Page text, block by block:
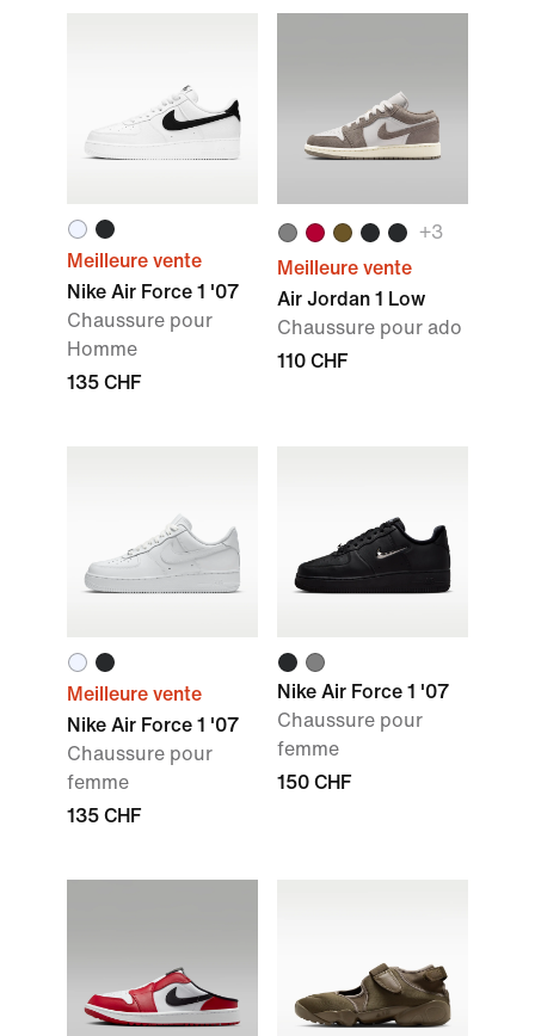
Meilleure vente
Nike Air Force 1 '07
Chaussure pour
Homme
135 CHF
+3
Meilleure vente
Air Jordan 1 Low
Chaussure pour ado
110 CHF
Meilleure vente
Nike Air Force 1 '07
Chaussure pour
femme
135 CHF
Nike Air Force 1 '07
Chaussure pour
femme
150 CHF